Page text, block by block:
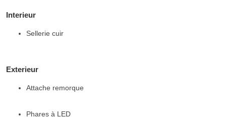
Interieur
Sellerie cuir
Exterieur
Attache remorque
Phares à LED